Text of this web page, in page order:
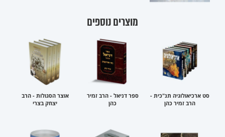
מוצרים נוספים
סט ארכיאולוגיה תנ"כית -
הרב זמיר כהן
ספר דניאל - הרב זמיר
כהן
אוצר הסגולות - הרב
יצחק בצרי